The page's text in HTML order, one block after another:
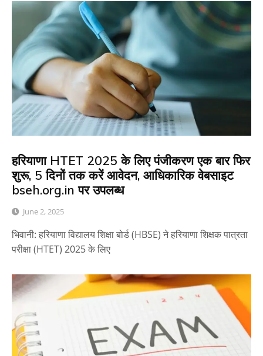
हरियाणा HTET 2025 के लिए पंजीकरण एक बार फिर
शुरू, 5 दिनों तक करें आवेदन, आधिकारिक वेबसाइट
bseh.org.in पर उपलब्ध
June 2, 2025
भिवानी: हरियाणा विद्यालय शिक्षा बोर्ड (HBSE) ने हरियाणा शिक्षक पात्रता
परीक्षा (HTET) 2025 के लिए